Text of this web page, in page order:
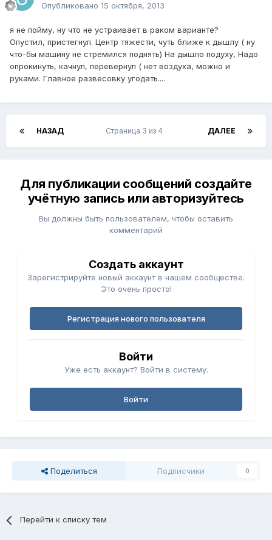
Опубликовано 15 октября, 2013
я не пойму, ну что не устраивает в раком варианте?
Опустил, пристегнул. Центр тяжести, чуть ближе к дышлу ( ну
что-бы машину не стремился поднять) На дышло подуху, Надо
опрокинуть, качнул, перевернул ( нет воздуха, можно и
руками. Главное развесовку угодать....
НАЗАД ДАЛЕЕ
Страница 3 из 4
Для публикации сообщений создайте
учётную запись или авторизуйтесь
Вы должны быть пользователем, чтобы оставить
комментарий
Создать аккаунт
Зарегистрируйте новый аккаунт в нашем сообществе.
Это очень просто!
Регистрация нового пользователя
Войти
Уже есть аккаунт? Войти в систему.
Войти
Поделиться Подписчики 0
Перейти к списку тем